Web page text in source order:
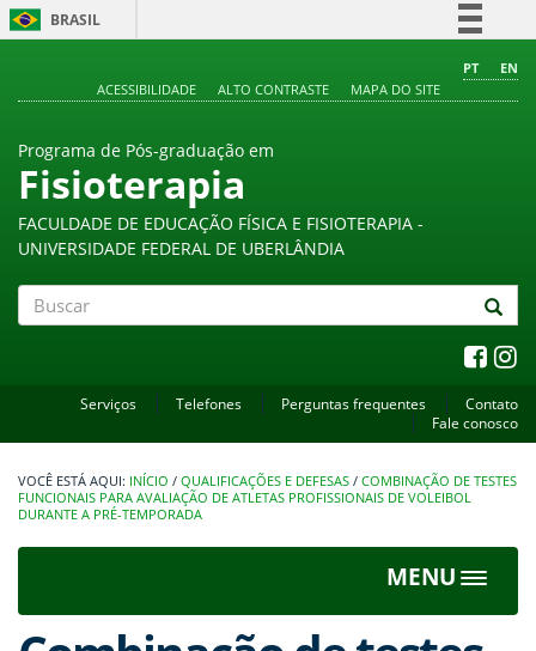
BRASIL
Comunica BR
PT
EN
ACESSIBILIDADE
ALTO CONTRASTE MAPA DO SITE
Programa de Pós-graduação em
Fisioterapia
FACULDADE DE EDUCAÇÃO FÍSICA E FISIOTERAPIA -
UNIVERSIDADE FEDERAL DE UBERLÂNDIA
Serviços Telefones Perguntas frequentes
Contato
Fale conosco
INÍCIO / QUALIFICAÇÕES E DEFESAS / COMBINAÇÃO DE TESTES
FUNCIONAIS PARA AVALIAÇÃO DE ATLETAS PROFISSIONAIS DE VOLEIBOL
DURANTE A PRÉ-TEMPORADA
MENU
Toggle